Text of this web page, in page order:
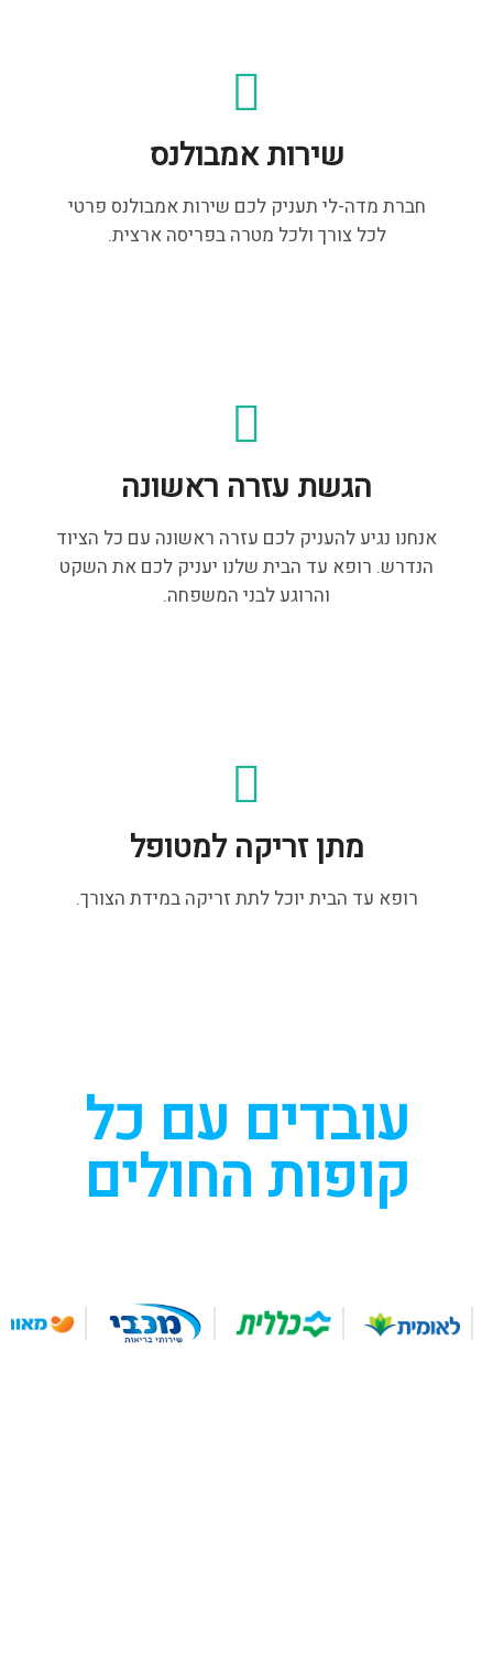
שירות אמבולנס
חברת מדה-לי תעניק לכם שירות אמבולנס פרטי
לכל צורך ולכל מטרה בפריסה ארצית.
הגשת עזרה ראשונה
אנחנו נגיע להעניק לכם עזרה ראשונה עם כל הציוד
הנדרש. רופא עד הבית שלנו יעניק לכם את השקט
והרוגע לבני המשפחה.
מתן זריקה למטופל
רופא עד הבית יוכל לתת זריקה במידת הצורך.
עובדים עם כל
קופות החולים